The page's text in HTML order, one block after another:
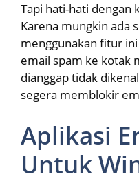
Tapi hati-hati dengan
Karena mungkin ada
menggunakan fitur
email spam ke kotak
dianggap tidak
segera memblokir
Aplikasi
Untuk